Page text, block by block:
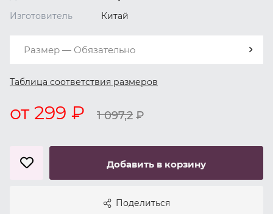
Изготовитель
Китай
Размер — Обязательно
Таблица соответствия размеров
от 299 ₽ 1 097,2 ₽
Добавить в корзину
Поделиться